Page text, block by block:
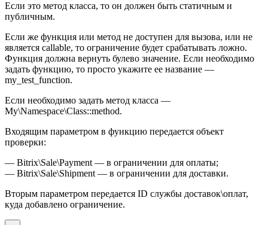
Если это метод класса, то он должен быть статичным и
публичным.
Если же функция или метод не доступен для вызова, или не
является callable, то ограничение будет срабатывать ложно.
Функция должна вернуть булево значение. Если необходимо
задать функцию, то просто укажите ее название —
my_test_function.
Если необходимо задать метод класса —
My\Namespace\Class::method.
Входящим параметром в функцию передается объект
проверки:
— Bitrix\Sale\Payment — в ограничении для оплаты;
— Bitrix\Sale\Shipment — в ограничении для доставки.
Вторым параметром передается ID службы доставок\оплат,
куда добавлено ограничение.